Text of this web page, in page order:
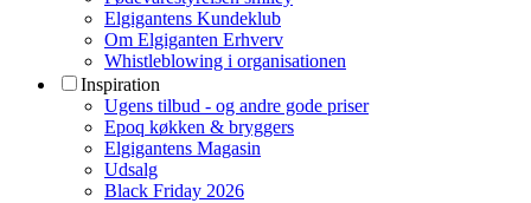
Elgigantens Kundeklub
Om Elgiganten Erhverv
Whistleblowing i organisationen
Inspiration
Ugens tilbud - og andre gode priser
Epoq køkken & bryggers
Elgigantens Magasin
Udsalg
Black Friday 2026